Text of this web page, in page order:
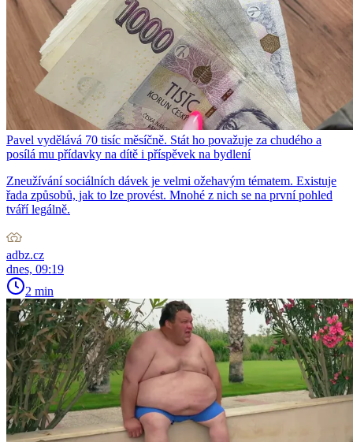
Pavel vydělává 70 tisíc měsíčně. Stát ho považuje za chudého a
posílá mu přídavky na dítě i příspěvek na bydlení
Zneužívání sociálních dávek je velmi ožehavým tématem. Existuje
řada způsobů, jak to lze provést. Mnohé z nich se na první pohled
tváří legálně.
adbz.cz
dnes, 09:19
2 min